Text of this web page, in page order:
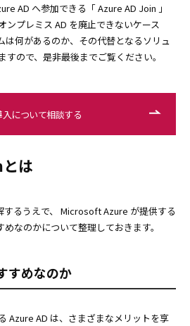
AD へ参加できる「 Azure AD Join 」
ンプレミス AD を廃止できないケース
は何があるのか、その代替となるソリュ
ので、是非最後までご覧ください。
について相談する
は
するうえで、 Microsoft Azure が提供する
めなのかについて整理しておきます。
すめなのか
Azure AD は、さまざまなメリットを享